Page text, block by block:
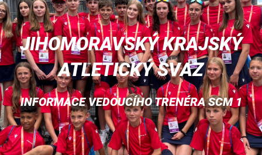
JIHOMORAVSKÝ KRAJSKÝ
ATLETICKÝ SVAZ
INFORMACE VEDOUCÍHO TRENÉRA SCM 1